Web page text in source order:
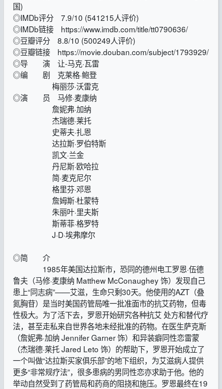
国)
◎IMDb评分 7.9/10 (541215人评价)
◎IMDb链接 https://www.imdb.com/title/tt0790636/
◎豆瓣评分 8.8/10 (500249人评价)
◎豆瓣链接 https://movie.douban.com/subject/1793929/
◎导 演 让-马克·瓦雷
◎编 剧 克莱格·鲍登
梅丽莎·沃雷克
◎演 员 马修·麦康纳
詹妮弗·加纳
杰瑞德·莱托
史蒂夫·扎恩
达拉斯·罗伯特斯
凯文·兰金
丹尼斯·欧哈拉
简·麦克尼尔
格里芬·邓恩
詹姆斯·杜蒙特
朱丽叶·里夫斯
斯蒂菲·格罗特
J·D·埃弗摩尔
◎简 介
1985年美国达拉斯市，恐同的德州电工罗恩·伍德
鲁夫（马修·麦康纳 Matthew McConaughey 饰）发现自己
患上“同志病”——艾滋，生命只剩30天。他使用的AZT（叠
氮胸苷）是当时美国药管局唯一批准面市的抗艾药物，但毒
性极大。为了活下去，罗恩开始研究各种抗艾 处方和替代疗
法，甚至走私来自世界各地未经批准的药物。在医生萨克斯
（詹妮弗·加纳 Jennifer Garner 饰）和异装癖同性恋雷蒙
（杰瑞德·莱托 Jared Leto 饰）的帮助下，罗恩开始成立了
一个叫做“达拉斯买家俱乐部”的地下组织，为艾滋病人提供
更多“非常规疗法”，很多患病的男同性恋亦求助于他。他的
举动自然受到了药管局和药商的阻挠和施压。罗恩最终在19